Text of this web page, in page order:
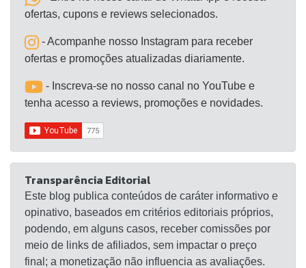
Terra e revele um capítulo oculto no passado
distante; um que mudará Aloy para sempre; bônus
de Lançamento
ofertas, cupons e reviews selecionados.
- Acompanhe nosso Instagram para receber
ofertas e promoções atualizadas diariamente.
- Inscreva-se no nosso canal no YouTube e
tenha acesso a reviews, promoções e novidades.
Transparência Editorial
Este blog publica conteúdos de caráter informativo e
opinativo, baseados em critérios editoriais próprios,
podendo, em alguns casos, receber comissões por
meio de links de afiliados, sem impactar o preço
final; a monetização não influencia as avaliações.